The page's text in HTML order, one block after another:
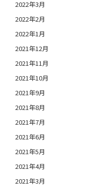
2022年3月
2022年2月
2022年1月
2021年12月
2021年11月
2021年10月
2021年9月
2021年8月
2021年7月
2021年6月
2021年5月
2021年4月
2021年3月